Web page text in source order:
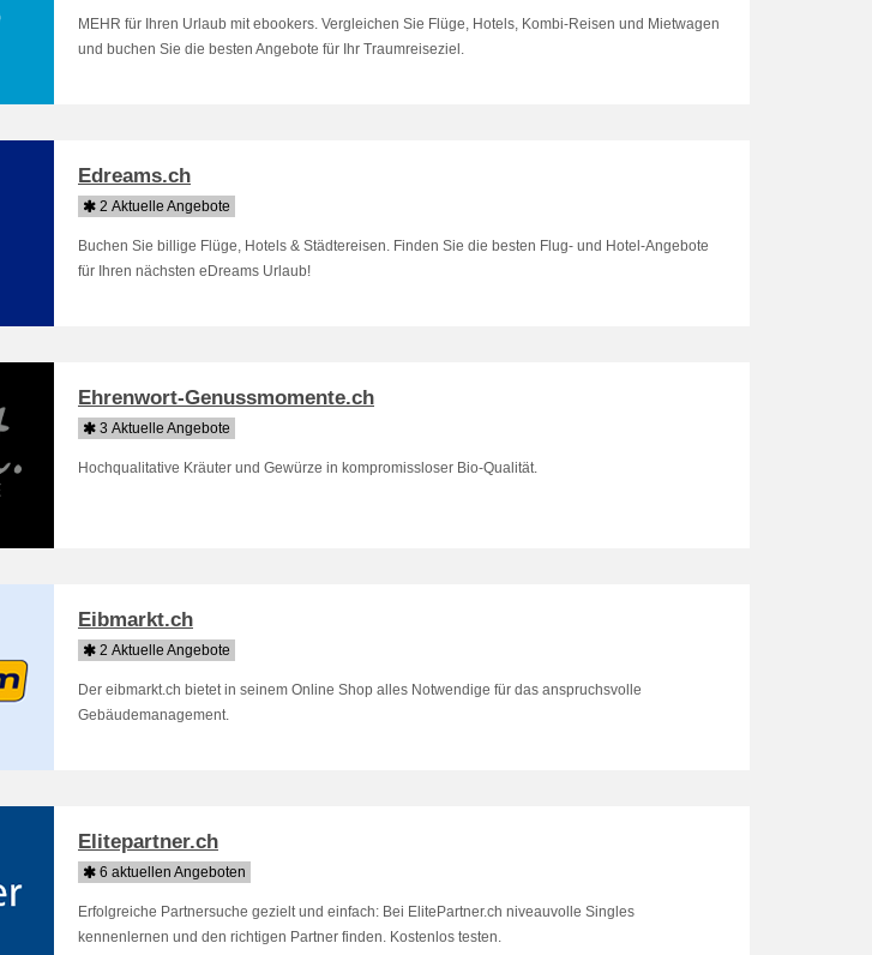
MEHR für Ihren Urlaub mit ebookers. Vergleichen Sie Flüge, Hotels, Kombi-Reisen und Mietwagen
und buchen Sie die besten Angebote für Ihr Traumreiseziel.
Edreams.ch
2 Aktuelle Angebote
Buchen Sie billige Flüge, Hotels & Städtereisen. Finden Sie die besten Flug- und Hotel-Angebote
für Ihren nächsten eDreams Urlaub!
Ehrenwort-Genussmomente.ch
3 Aktuelle Angebote
Hochqualitative Kräuter und Gewürze in kompromissloser Bio-Qualität.
Eibmarkt.ch
2 Aktuelle Angebote
Der eibmarkt.ch bietet in seinem Online Shop alles Notwendige für das anspruchsvolle
Gebäudemanagement.
Elitepartner.ch
6 aktuellen Angeboten
Erfolgreiche Partnersuche gezielt und einfach: Bei ElitePartner.ch niveauvolle Singles
kennenlernen und den richtigen Partner finden. Kostenlos testen.